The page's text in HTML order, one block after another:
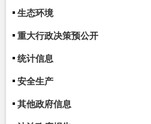
生态环境
重大行政决策预公开
统计信息
安全生产
其他政府信息